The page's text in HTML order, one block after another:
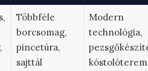
Többféle
borcsomag,
pincetúra,
sajttál
Modern
technológia,